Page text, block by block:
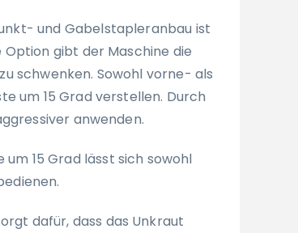
und Gabelstapleranbau ist
gibt der Maschine die
schwenken. Sowohl vorne- als
um 15 Grad verstellen. Durch
anwenden.
15 Grad lässt sich sowohl
dafür, dass das Unkraut